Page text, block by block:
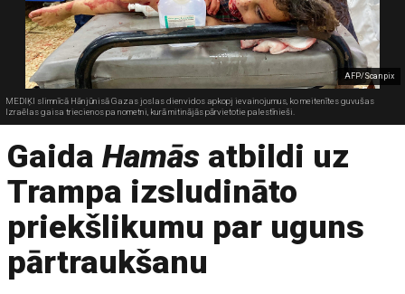
AFP/Scanpix
MEDIĶI slimnīcā Hānjūnisā Gazas joslas dienvidos apkopj ievainojumus, ko meitenītes guvušas
Izraēlas gaisa triecienos pa nometni, kurā mitinājās pārvietotie palestīnieši.
GaidaHamās atbildi uz
Trampa izsludināto
priekšlikumu par uguns
pārtraukšanu